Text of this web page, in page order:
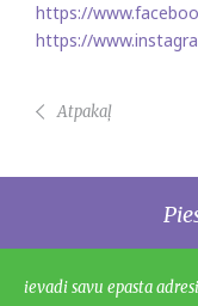
https://
https://
Atpakaļ